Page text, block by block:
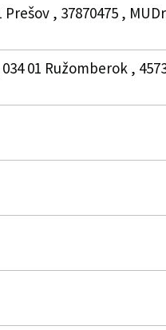
, 37870475 ,
01 Ružomberok ,